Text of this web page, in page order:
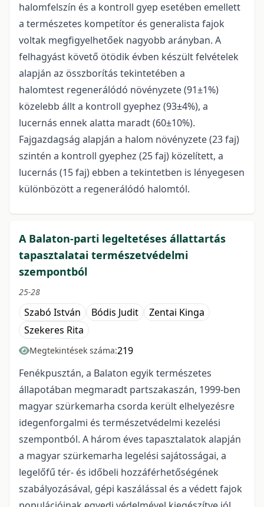
halomfelszín és a kontroll gyep esetében emellett
a természetes kompetítor és generalista fajok
voltak megfigyelhetőek nagyobb arányban. A
felhagyást követő ötödik évben készült felvételek
alapján az összborítás tekintetében a
halomtest regenerálódó növényzete (91±1%)
közelebb állt a kontroll gyephez (93±4%), a
lucernás ennek alatta maradt (60±10%).
Fajgazdagság alapján a halom növényzete (23 faj)
szintén a kontroll gyephez (25 faj) közelített, a
lucernás (15 faj) ebben a tekintetben is lényegesen
különbözött a regenerálódó halomtól.
A Balaton-parti legeltetéses állattartás
tapasztalatai természetvédelmi
szempontból
25-28
Szabó István Bódis Judit
Zentai Kinga
Szekeres Rita
Megtekintések száma:219
Fenékpusztán, a Balaton egyik természetes
állapotában megmaradt partszakaszán, 1999-ben
magyar szürkemarha csorda került elhelyezésre
idegenforgalmi és természetvédelmi kezelési
szempontból. A három éves tapasztalatok alapján
a magyar szürkemarha legelési sajátosságai, a
legelőfű tér- és időbeli hozzáférhetőségének
szabályozásával, gépi kaszálással és a védett fajok